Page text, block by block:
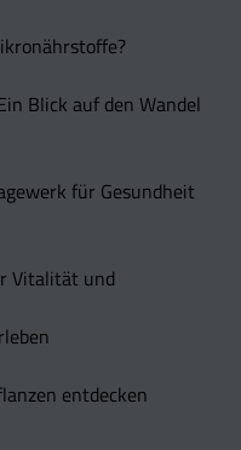
Blick auf den Wandel
für Gesundheit
Vitalität und
entdecken